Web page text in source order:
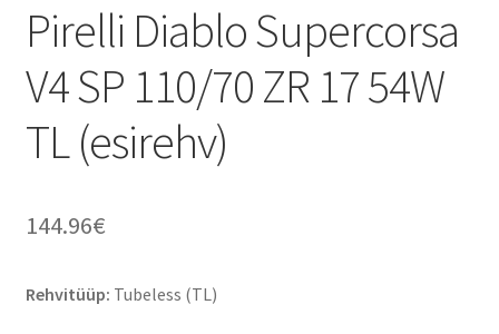
Pirelli Diablo Supercorsa
V4 SP 110/70 ZR 17 54W
TL (esirehv)
144.96€
Rehvitüüp: Tubeless (TL)